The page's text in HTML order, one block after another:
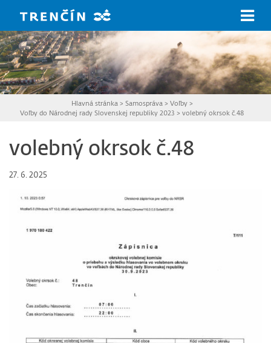
Hlavná stránka > Samospráva > Voľby>
Voľby do Národnej rady Slovenskej republiky 2023 >volebný okrsok č.48
volebný okrsok č.48
27. 6. 2025